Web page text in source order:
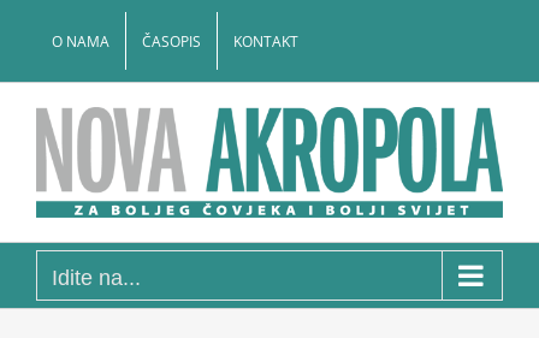
O NAMA ČASOPIS KONTAKT
Idite na...